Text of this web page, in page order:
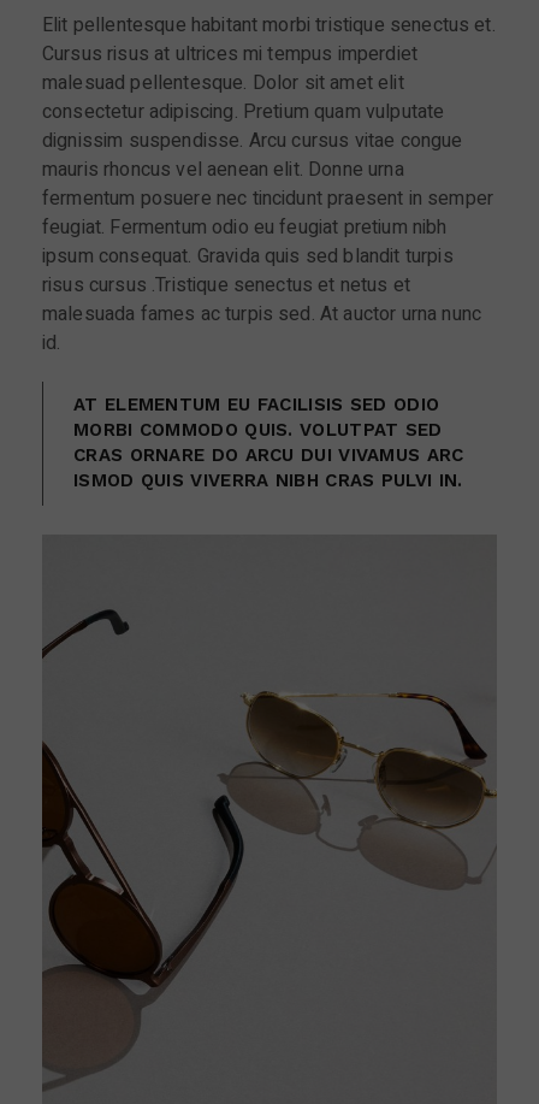
Elit pellentesque habitant morbi tristique senectus et.
Cursus risus at ultrices mi tempus imperdiet
malesuad pellentesque. Dolor sit amet elit
consectetur adipiscing. Pretium quam vulputate
dignissim suspendisse. Arcu cursus vitae congue
mauris rhoncus vel aenean elit. Donne urna
fermentum posuere nec tincidunt praesent in semper
feugiat. Fermentum odio eu feugiat pretium nibh
ipsum consequat. Gravida quis sed blandit turpis
risus cursus .Tristique senectus et netus et
malesuada fames ac turpis sed. At auctor urna nunc
id.
AT ELEMENTUM EU FACILISIS SED ODIO
MORBI COMMODO QUIS. VOLUTPAT SED
CRAS ORNARE DO ARCU DUI VIVAMUS ARC
ISMOD QUIS VIVERRA NIBH CRAS PULVI IN.